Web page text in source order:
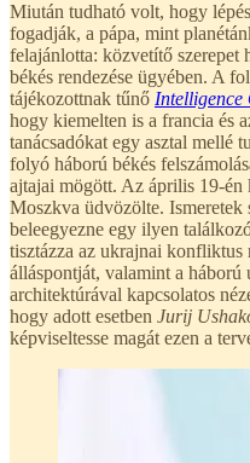
Miután tudható volt, hogy
fogadják, a pápa, mint
felajánlotta: közvetítő
békés rendezése ügyében. A
tájékozottnak tűnő Intelligence
hogy kiemelten is a francia és
tanácsadókat egy asztal mellé
folyó háború békés
ajtajai mögött. Az április 19-én
Moszkva üdvözölte.
beleegyezne egy ilyen
tisztázza az ukrajnai konfliktus
álláspontját, valamint a háború
architektúrával kapcsolatos
hogy adott esetben Jurij
képviseltesse magát ezen a